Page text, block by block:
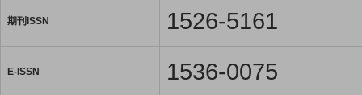
期刊ISSN 1526-5161
E-ISSN 1536-0075